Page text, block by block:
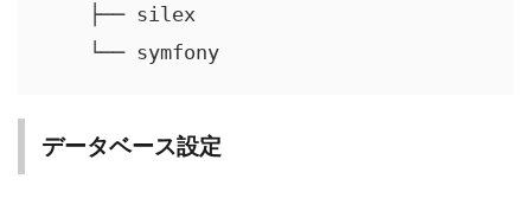
    ├── silex
    └── symfony
データベース設定